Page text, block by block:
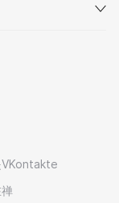
VKontakte